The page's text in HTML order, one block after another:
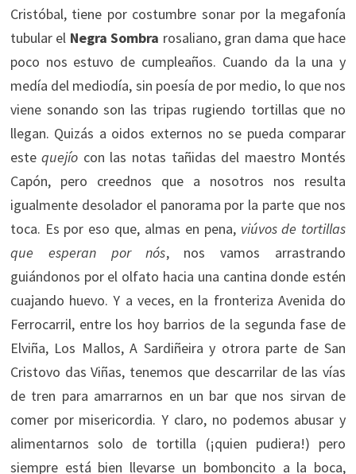
Cristóbal, tiene por costumbre sonar por la megafonía
tubular el Negra Sombra rosaliano, gran dama que hace
poco nos estuvo de cumpleaños. Cuando da la una y
medía del mediodía, sin poesía de por medio, lo que nos
viene sonando son las tripas rugiendo tortillas que no
llegan. Quizás a oidos externos no se pueda comparar
estequejío con las notas tañidas del maestro Montés
Capón, pero creednos que a nosotros nos resulta
igualmente desolador el panorama por la parte que nos
toca. Es por eso que, almas en pena, viúvos de tortillas
que esperan por nós, nos vamos arrastrando
guiándonos por el olfato hacia una cantina donde estén
cuajando huevo. Y a veces, en la fronteriza Avenida do
Ferrocarril, entre los hoy barrios de la segunda fase de
Elviña, Los Mallos, A Sardiñeira y otrora parte de San
Cristovo das Viñas, tenemos que descarrilar de las vías
de tren para amarrarnos en un bar que nos sirvan de
comer por misericordia. Y claro, no podemos abusar y
alimentarnos solo de tortilla (¡quien pudiera!) pero
siempre está bien llevarse un bomboncito a la boca,